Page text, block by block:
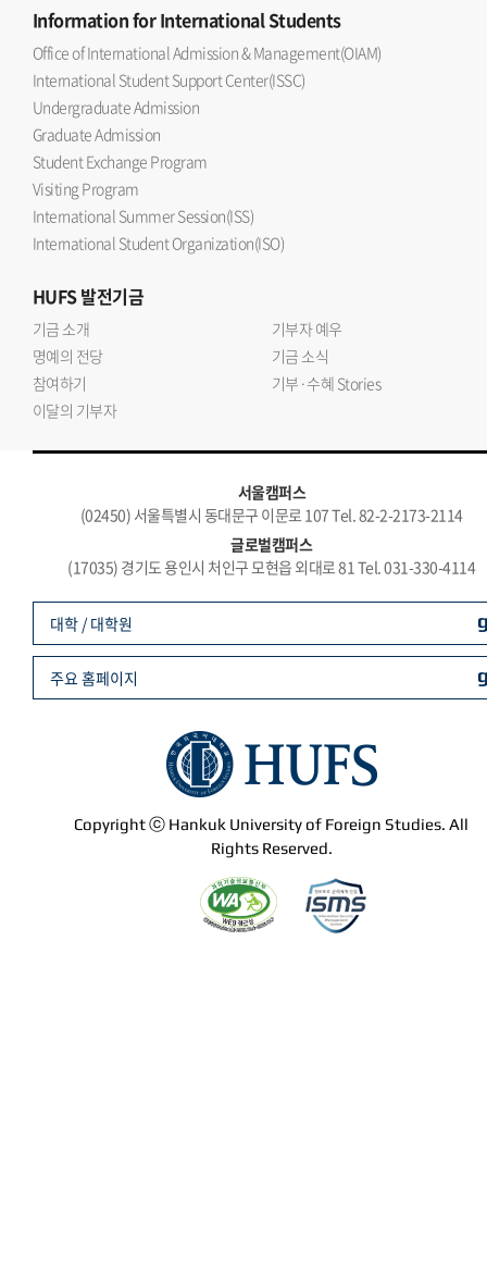
Informationfor International Students
Office of International Admission & Management(OIAM)
International Student Support Center(ISSC)
Undergraduate Admission
Graduate Admission
Student Exchange Program
Visiting Program
International Summer Session(ISS)
International Student Organization(ISO)
HUFS발전기금
기금 소개
기부자 예우
명예의 전당
기금 소식
참여하기
기부·수혜 Stories
이달의 기부자
서울캠퍼스
(02450) 서울특별시 동대문구 이문로 107 Tel. 82-2-2173-2114
글로벌캠퍼스
(17035) 경기도 용인시 처인구 모현읍 외대로 81 Tel. 031-330-4114
Copyright ⓒ Hankuk University of Foreign Studies. All
Rights Reserved.
대학 / 대학원
주요 홈페이지